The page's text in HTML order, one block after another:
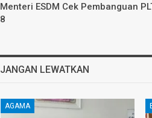
Menteri ESDM Cek Pembanguan
8
JANGAN LEWATKAN
AGAMA